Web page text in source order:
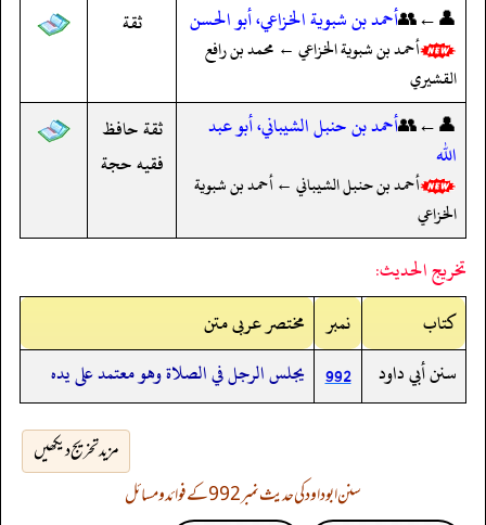
👤←👥أحمد بن شبوية الخزاعي، أبو الحسن
أحمد بن شبوية الخزاعي ← محمد بن رافع
القشيري
ثقة
👤←👥أحمد بن حنبل الشيباني، أبو عبد
الله
أحمد بن حنبل الشيباني ← أحمد بن شبوية
الخزاعي
ثقة حافظ
فقيه حجة
تخريج الحديث:
کتاب
نمبر
مختصر عربی متن
سنن أبي داود
992 يجلس الرجل في الصلاة وهو معتمد على يده
مزید تخریج دیکھیں
سنن ابوداود کی حدیث نمبر 992 کے فوائد و مسائل